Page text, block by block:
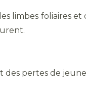
limbes foliaires
des pertes de